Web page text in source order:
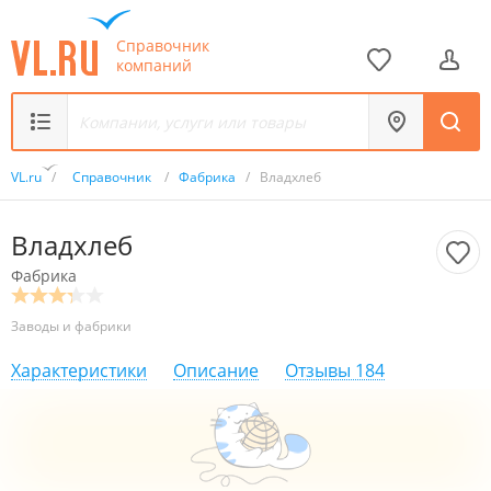
Справочник
компаний
VL.ru / Справочник / Фабрика / Владхлеб
Владхлеб
Фабрика
Заводы и фабрики
Характеристики Описание Отзывы 184